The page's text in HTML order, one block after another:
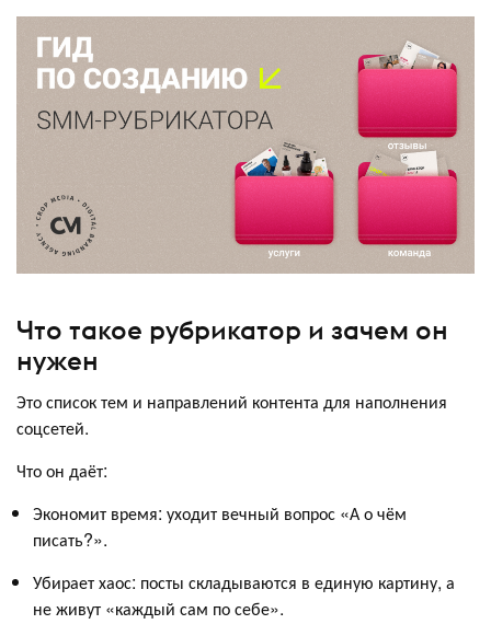
Что такое рубрикатор и зачем он
нужен
Это список тем и направлений контента для наполнения
соцсетей.
Что он даёт:
Экономит время: уходит вечный вопрос «А о чём
писать?».
Убирает хаос: посты складываются в единую картину, а
не живут «каждый сам по себе».